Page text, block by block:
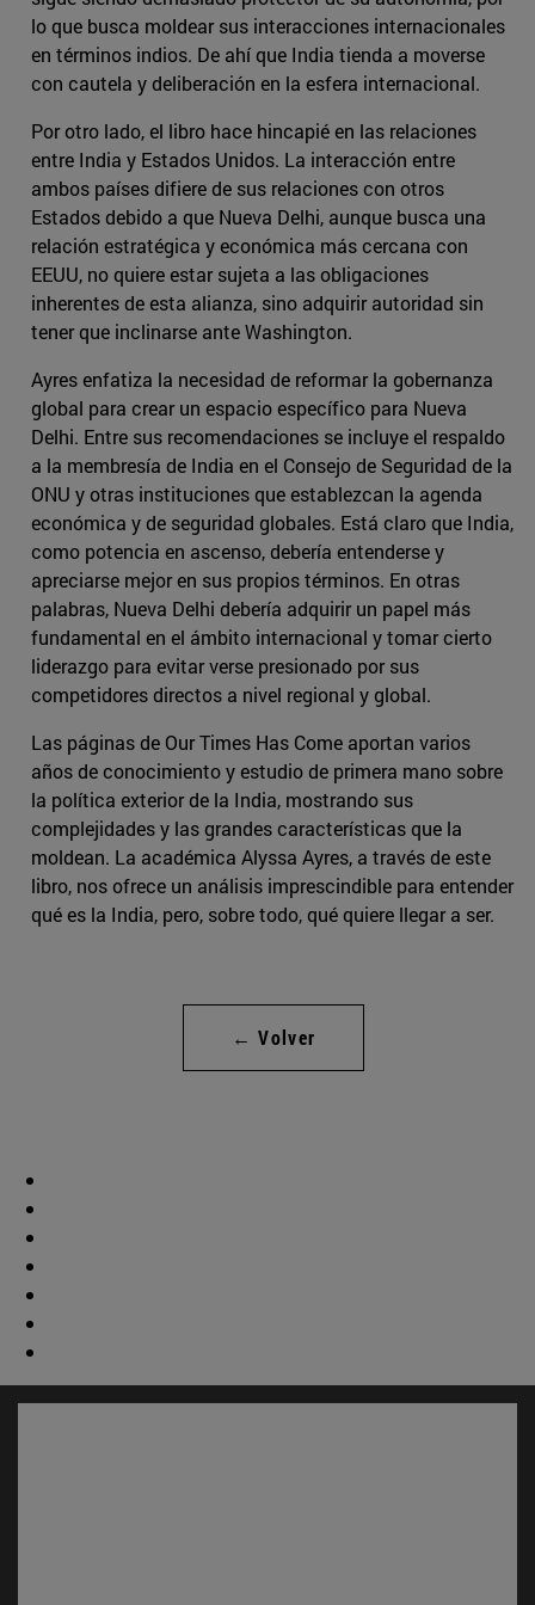
lo que busca moldear sus interacciones internacionales
en términos indios. De ahí que India tienda a moverse
con cautela y deliberación en la esfera internacional.
Por otro lado, el libro hace hincapié en las relaciones
entre India y Estados Unidos. La interacción entre
ambos países difiere de sus relaciones con otros
Estados debido a que Nueva Delhi, aunque busca una
relación estratégica y económica más cercana con
EEUU, no quiere estar sujeta a las obligaciones
inherentes de esta alianza, sino adquirir autoridad sin
tener que inclinarse ante Washington.
Ayres enfatiza la necesidad de reformar la gobernanza
global para crear un espacio específico para Nueva
Delhi. Entre sus recomendaciones se incluye el respaldo
a la membresía de India en el Consejo de Seguridad de la
ONU y otras instituciones que establezcan la agenda
económica y de seguridad globales. Está claro que India,
como potencia en ascenso, debería entenderse y
apreciarse mejor en sus propios términos. En otras
palabras, Nueva Delhi debería adquirir un papel más
fundamental en el ámbito internacional y tomar cierto
liderazgo para evitar verse presionado por sus
competidores directos a nivel regional y global.
Las páginas de Our Times Has Come aportan varios
años de conocimiento y estudio de primera mano sobre
la política exterior de la India, mostrando sus
complejidades y las grandes características que la
moldean. La académica Alyssa Ayres, a través de este
libro, nos ofrece un análisis imprescindible para entender
qué es la India, pero, sobre todo, qué quiere llegar a ser.
← Volver